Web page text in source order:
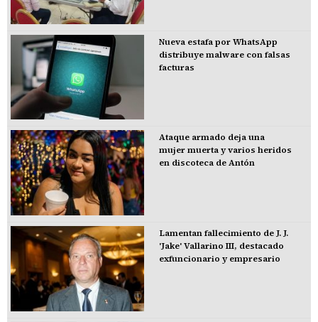
Nueva estafa por WhatsApp
distribuye malware con falsas
facturas
Ataque armado deja una
mujer muerta y varios heridos
en discoteca de Antón
Lamentan fallecimiento de J. J.
'Jake' Vallarino III, destacado
exfuncionario y empresario